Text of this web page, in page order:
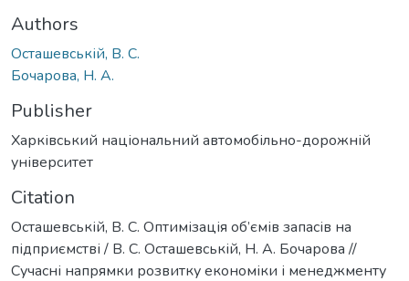
Authors
Осташевській, В. С.
Бочарова, Н. А.
Publisher
Харківський національний автомобільно-дорожній
університет
Citation
Осташевській, В. С. Оптимізація об’ємів запасів на
підприємстві / В. С. Осташевській, Н. А. Бочарова //
Сучасні напрямки розвитку економіки і менеджменту